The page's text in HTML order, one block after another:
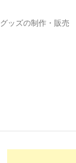
グッズの制作・販売